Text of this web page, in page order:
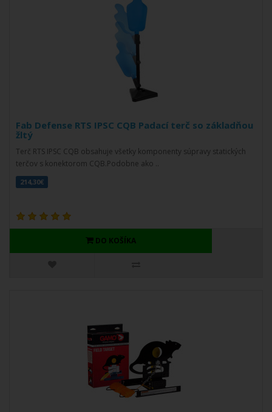
Fab Defense RTS IPSC CQB Padací terč so základňou
žltý
Terč RTS IPSC CQB obsahuje všetky komponenty súpravy statických
terčov s konektorom CQB.Podobne ako ..
214,30€
DO KOŠÍKA